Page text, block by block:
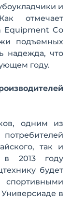
и
отмечает
Equipment Co
подъемных
надежда, что
году.
одним из
так и
в 2013 году
будет
в